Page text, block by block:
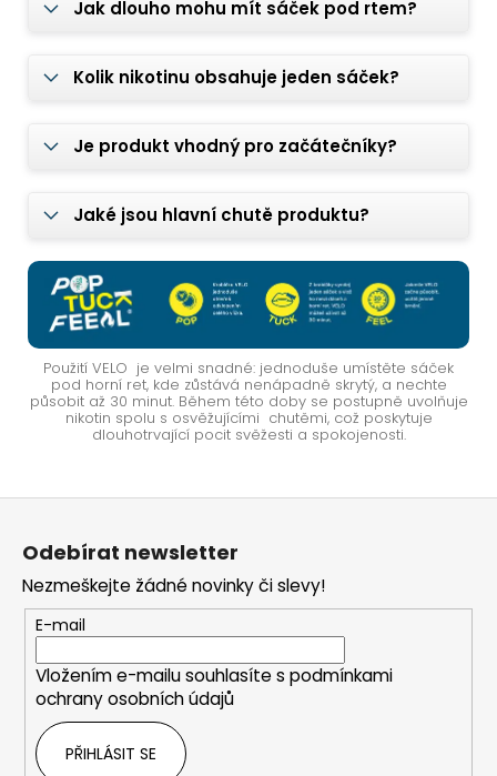
Jak dlouho mohu mít sáček pod rtem?
Kolik nikotinu obsahuje jeden sáček?
Je produkt vhodný pro začátečníky?
Jaké jsou hlavní chutě produktu?
Použití VELO je velmi snadné: jednoduše umístěte sáček
pod horní ret, kde zůstává nenápadně skrytý, a nechte
působit až 30 minut. Během této doby se postupně uvolňuje
nikotin spolu s osvěžujícími chutěmi, což poskytuje
dlouhotrvající pocit svěžesti a spokojenosti.
Z
Odebírat newsletter
Nezmeškejte žádné novinky či slevy!
E-mail
Vložením e-mailu souhlasíte s podmínkami
ochrany osobních údajů
PŘIHLÁSIT SE